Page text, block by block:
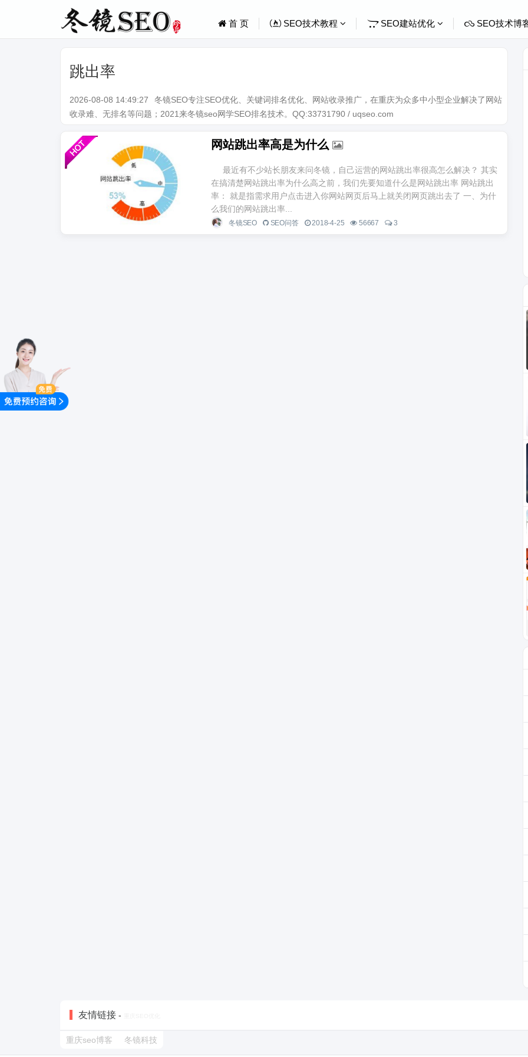
首 页 SEO技术教程 SEO建站优化 SEO技术博
跳出率
2026-08-08 14:49:27
冬镜SEO专注SEO优化、关键词排名优化、网站收录推广，在重庆为众多中小型企业解决了网站
收录难、无排名等问题；2021来冬镜seo网学SEO排名技术。QQ:33731790 / uqseo.com
网站跳出率高是为什么
最近有不少站长朋友来问冬镜，自己运营的网站跳出率很高怎么解决？ 其实
在搞清楚网站跳出率为什么高之前，我们先要知道什么是网站跳出率 网站跳出
率： 就是指需求用户点击进入你网站网页后马上就关闭网页跳出去了 一、为什
么我们的网站跳出率...
冬镜SEO SEO问答 2018-4-25 56667 3
友情链接 -
重庆seo博客 冬镜科技